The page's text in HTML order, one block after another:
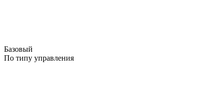
Базовый
По типу управления